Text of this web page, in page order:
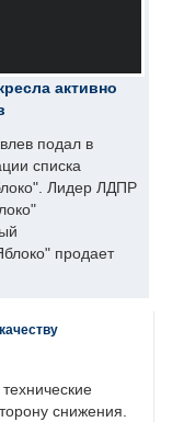
активно
подал в
списка
Лидер ЛДПР
продает
снижения.